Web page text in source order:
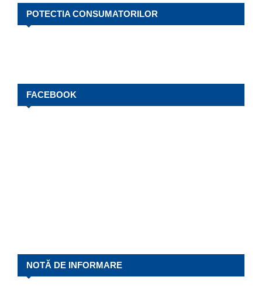
POTECTIA CONSUMATORILOR
FACEBOOK
NOTĂ DE INFORMARE